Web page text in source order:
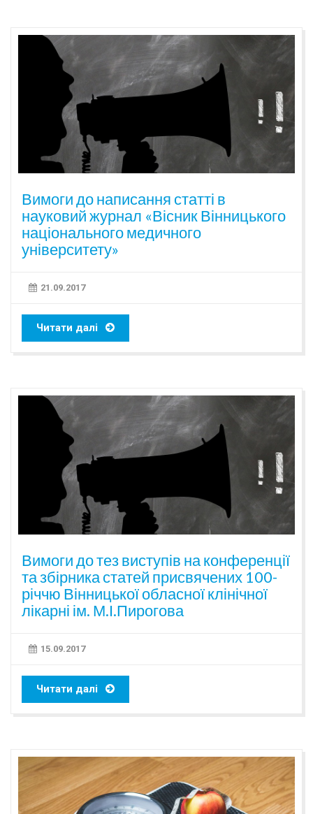
Вимоги до написання статті в
науковий журнал «Вісник Вінницького
національного медичного
університету»
21.09.2017
Читати далі
Вимоги до тез виступів на конференції
та збірника статей присвячених 100-
річчю Вінницької обласної клінічної
лікарні ім. М.І.Пирогова
15.09.2017
Читати далі